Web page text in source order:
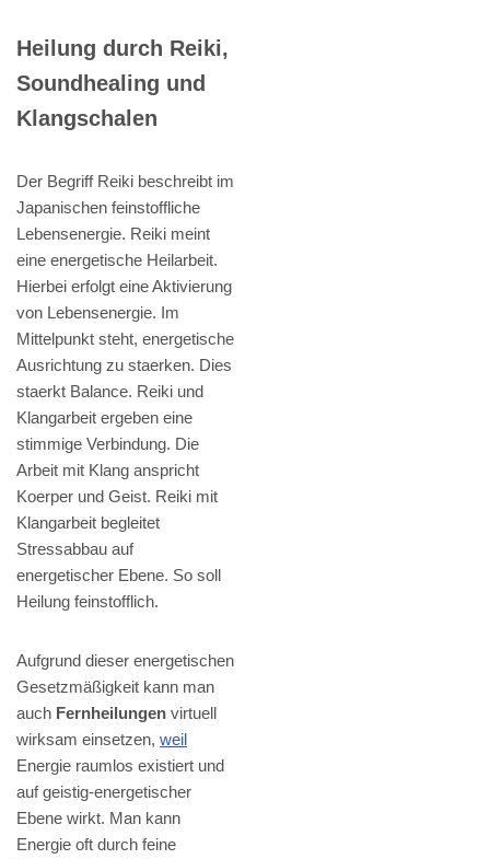
Heilung durch Reiki,
Soundhealing und
Klangschalen
Der Begriff Reiki beschreibt im
Japanischen feinstoffliche
Lebensenergie. Reiki meint
eine energetische Heilarbeit.
Hierbei erfolgt eine Aktivierung
von Lebensenergie. Im
Mittelpunkt steht, energetische
Ausrichtung zu staerken. Dies
staerkt Balance. Reiki und
Klangarbeit ergeben eine
stimmige Verbindung. Die
Arbeit mit Klang anspricht
Koerper und Geist. Reiki mit
Klangarbeit begleitet
Stressabbau auf
energetischer Ebene. So soll
Heilung feinstofflich.
Aufgrund dieser energetischen
Gesetzmäßigkeit kann man
auch Fernheilungen virtuell
wirksam einsetzen, weil
Energie raumlos existiert und
auf geistig-energetischer
Ebene wirkt. Man kann
Energie oft durch feine